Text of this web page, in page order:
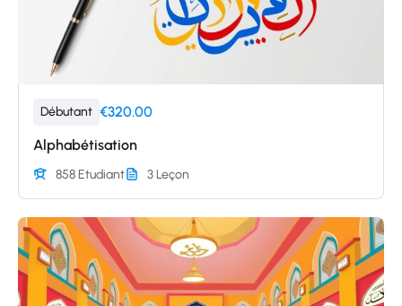
Débutant €320.00
Alphabétisation
858 Etudiant 3 Leçon